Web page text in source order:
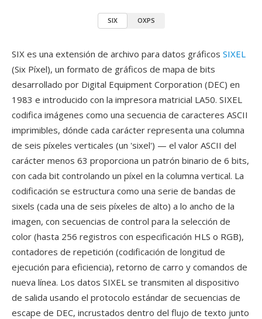
SIX OXPS
SIX es una extensión de archivo para datos gráficos SIXEL
(Six Píxel), un formato de gráficos de mapa de bits
desarrollado por Digital Equipment Corporation (DEC) en
1983 e introducido con la impresora matricial LA50. SIXEL
codifica imágenes como una secuencia de caracteres ASCII
imprimibles, dónde cada carácter representa una columna
de seis píxeles verticales (un 'sixel') — el valor ASCII del
carácter menos 63 proporciona un patrón binario de 6 bits,
con cada bit controlando un píxel en la columna vertical. La
codificación se estructura como una serie de bandas de
sixels (cada una de seis píxeles de alto) a lo ancho de la
imagen, con secuencias de control para la selección de
color (hasta 256 registros con especificación HLS o RGB),
contadores de repetición (codificación de longitud de
ejecución para eficiencia), retorno de carro y comandos de
nueva línea. Los datos SIXEL se transmiten al dispositivo
de salida usando el protocolo estándar de secuencias de
escape de DEC, incrustados dentro del flujo de texto junto